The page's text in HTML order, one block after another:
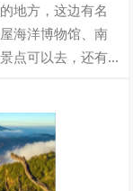
地方，这边有名
海洋博物馆、南
点可以去，还有